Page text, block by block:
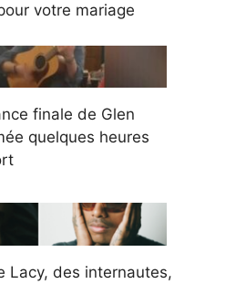
votre mariage
finale de Glen
quelques heures
Lacy, des internautes,